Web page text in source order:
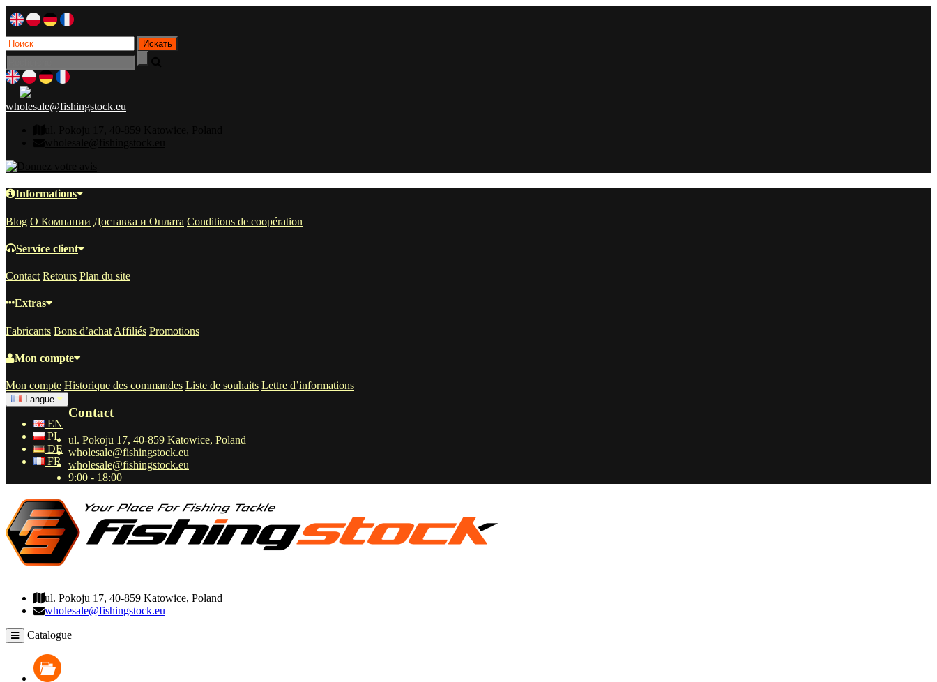
wholesale@fishingstock.eu
Informations
Blog О Компании Доставка и Оплата Conditions de coopération
Service client
Contact Retours Plan du site
Extras
Fabricants Bons d’achat Affiliés Promotions
Mon compte
Mon compte Historique des commandes Liste de souhaits Lettre d’informations
Langue
EN
PL
DE
FR
Contact
ul. Pokoju 17, 40-859 Katowice, Poland
wholesale@fishingstock.eu
wholesale@fishingstock.eu
9:00 - 18:00
ul. Pokoju 17, 40-859 Katowice, Poland
wholesale@fishingstock.eu
Catalogue